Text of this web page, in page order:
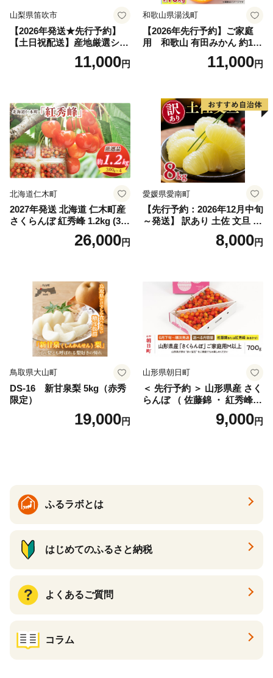
山梨県笛吹市
【2026年発送★先行予約】
【土日祝配送】産地厳選シャ
インマスカット1.2kg～1.3kg
（2房～3房）※沖縄・離島配
笛吹市 山梨県 フルーツ 果物
ぶどう 葡萄 大粒 シャインマ
スカット おすすめ シャイン
マスカット 贈答 ギフト 産地
笛吹市 シャインマスカット
笛吹 葡萄 国産 ぶどう 人気
国産 1.2kg 先行｜
11,000円
和歌山県湯浅町
【2026年先行予約】ご家庭
用 和歌山 有田みかん 約10k
g (2L、3Lサイズ)【湯浅町】
11,000円
北海道仁木町
2027年発送 北海道 仁木町産
さくらんぼ 紅秀峰 1.2kg (300
g×4パック) Lサイズ以上 旬
桜桃 産地直送 サクランボ チ
26,000円
愛媛県愛南町
【先行予約：2026年12月中旬
～発送】 訳あり 土佐 文旦 8k
g (Mサイズ以上サイズミック
ス) 8000円 わけあり ぶんた
産 農家直送 期間限定 特産品
サイズミックス くらもとフ
ァーム 愛南町 愛媛県
8,000円
鳥取県大山町
DS-16 新甘泉梨 5kg（赤秀
限定）
19,000円
山形県朝日町
＜ 先行予約 ＞ 山形県産 さく
らんぼ （ 佐藤錦 ・ 紅秀峰
） ご家庭用 M以上 700g 【20
26年6月下旬から7月上旬発
9,000円
ふるラボとは
はじめてのふるさと納税
よくあるご質問
コラム